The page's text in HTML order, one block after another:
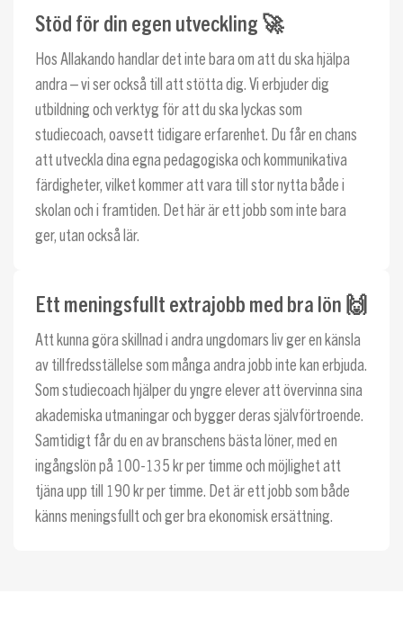
Stöd för din egen utveckling 🚀
Hos Allakando handlar det inte bara om att du ska hjälpa
andra – vi ser också till att stötta dig. Vi erbjuder dig
utbildning och verktyg för att du ska lyckas som
studiecoach, oavsett tidigare erfarenhet. Du får en chans
att utveckla dina egna pedagogiska och kommunikativa
färdigheter, vilket kommer att vara till stor nytta både i
skolan och i framtiden. Det här är ett jobb som inte bara
ger, utan också lär.
Ett meningsfullt extrajobb med bra lön 🙌
Att kunna göra skillnad i andra ungdomars liv ger en känsla
av tillfredsställelse som många andra jobb inte kan erbjuda.
Som studiecoach hjälper du yngre elever att övervinna sina
akademiska utmaningar och bygger deras självförtroende.
Samtidigt får du en av branschens bästa löner, med en
ingångslön på 100-135 kr per timme och möjlighet att
tjäna upp till 190 kr per timme. Det är ett jobb som både
känns meningsfullt och ger bra ekonomisk ersättning.